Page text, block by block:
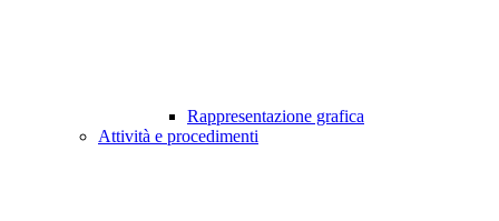
Rappresentazione grafica
Attività e procedimenti